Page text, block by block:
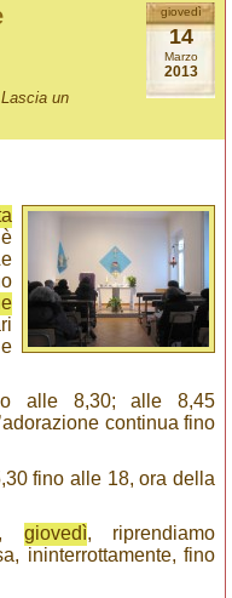
giovedì
14
Marzo
2013
Lascia un
alle 8,30; alle 8,45
continua fino
fino alle 18, ora della
giovedì, riprendiamo
ininterrottamente, fino